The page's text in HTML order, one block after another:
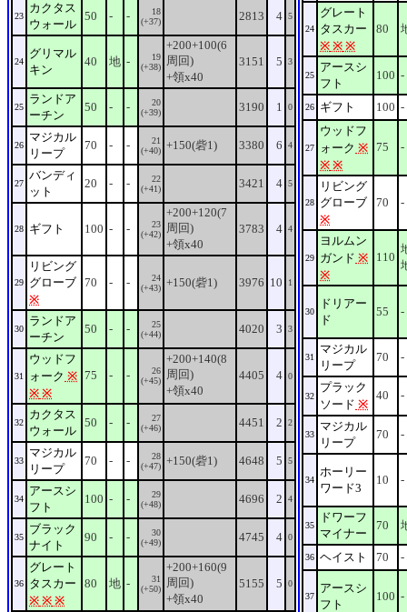
23
カクタス
ウォール
50 - -
18
(+37)
2813 4 5
24
グリマル
キン
40 地 -
19
(+38)
+200+100(6
周回)
+領x40
3151 5 3
25
ランドア
ーチン
50 - -
20
(+39)
3190 1 0
26
マジカル
リープ
70 - -
21
(+40) +150(砦1) 3380 6 4
27
バンディ
ット
20 - -
22
(+41)
3421 4 5
28 ギフト 100 - -
23
(+42)
+200+120(7
周回)
+領x40
3783 4 4
29
リビング
グローブ
※
70 - -
24
(+43) +150(砦1) 3976 10 1
30
ランドア
ーチン
50 - -
25
(+44)
4020 3 3
31
ウッドフ
ォーク ※
※ ※
75 - -
26
(+45)
+200+140(8
周回)
+領x40
4405 4 0
32
カクタス
ウォール
50 - -
27
(+46)
4451 2 2
33
マジカル
リープ
70 - -
28
(+47) +150(砦1) 4648 5 5
34
アースシ
フト
100 - -
29
(+48)
4696 2 4
35
ブラック
ナイト
90 - -
30
(+49)
4745 4 0
36
グレート
タスカー
※ ※ ※
80 地 -
31
(+50)
+200+160(9
周回)
+領x40
5155 5 0
24
グレート
タスカー
※ ※ ※
80
25
アースシ
フト
100 -
26 ギフト 100 -
27
ウッドフ
ォーク ※
※ ※
75 -
28
リビング
グローブ
※
70 -
29
ヨルムン
ガンド ※
※
110
30
ドリアー
ド
55 -
31
マジカル
リープ
70 -
32
プラック
ソード ※
40 -
33
マジカル
リープ
70 -
34
ホーリー
ワード3
10 -
35
ドワーフ
マイナー
70
36 ヘイスト 70 -
37
アースシ
フト
100 -